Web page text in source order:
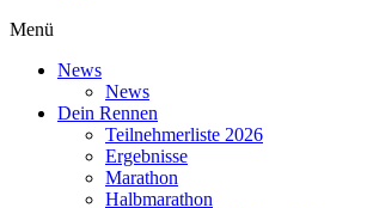
Menü
News
News
Dein Rennen
Teilnehmerliste 2026
Ergebnisse
Marathon
Halbmarathon